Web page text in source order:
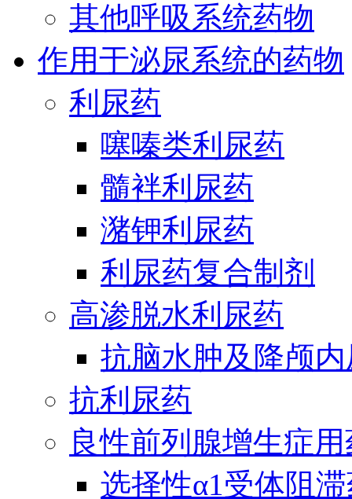
其他呼吸系统药物
作用于泌尿系统的药物
利尿药
噻嗪类利尿药
髓袢利尿药
潴钾利尿药
利尿药复合制剂
高渗脱水利尿药
抗脑水肿及降颅
抗利尿药
良性前列腺增生症
选择性α1受体阻